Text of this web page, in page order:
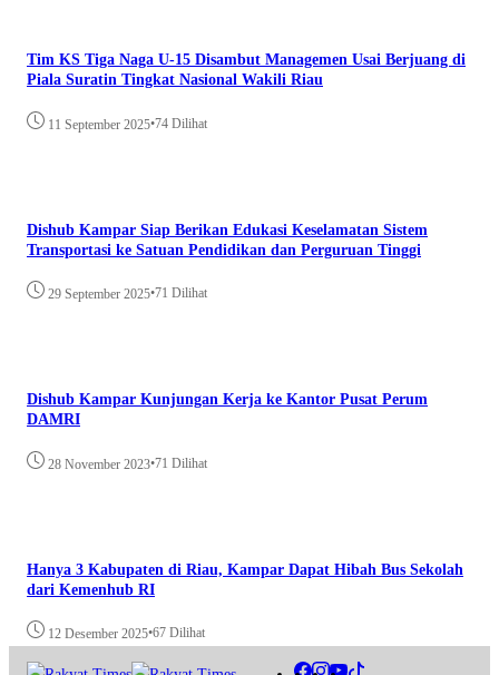
Tim KS Tiga Naga U-15 Disambut Managemen Usai Berjuang di
Piala Suratin Tingkat Nasional Wakili Riau
11 September 2025•74 Dilihat
Dishub Kampar Siap Berikan Edukasi Keselamatan Sistem
Transportasi ke Satuan Pendidikan dan Perguruan Tinggi
29 September 2025•71 Dilihat
Dishub Kampar Kunjungan Kerja ke Kantor Pusat Perum
DAMRI
28 November 2023•71 Dilihat
Hanya 3 Kabupaten di Riau, Kampar Dapat Hibah Bus Sekolah
dari Kemenhub RI
12 Desember 2025•67 Dilihat